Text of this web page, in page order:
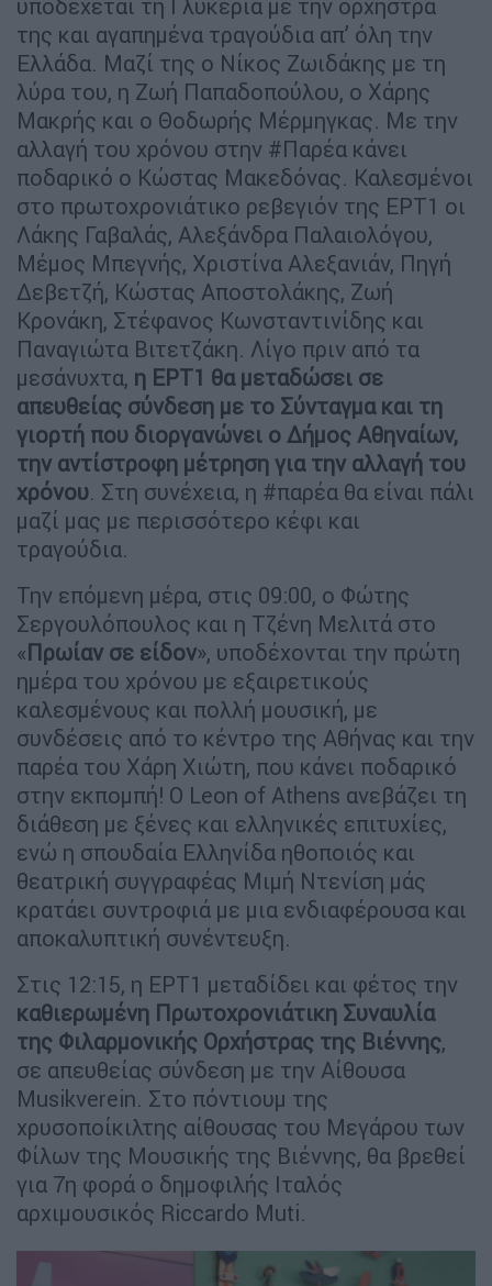
υποδέχεται τη Γλυκερία με την ορχήστρα
της και αγαπημένα τραγούδια απ’ όλη την
Ελλάδα. Μαζί της ο Νίκος Ζωιδάκης με τη
λύρα του, η Ζωή Παπαδοπούλου, ο Χάρης
Μακρής και ο Θοδωρής Μέρμηγκας. Με την
αλλαγή του χρόνου στην #Παρέα κάνει
ποδαρικό ο Κώστας Μακεδόνας. Καλεσμένοι
στο πρωτοχρονιάτικο ρεβεγιόν της ΕΡΤ1 οι
Λάκης Γαβαλάς, Αλεξάνδρα Παλαιολόγου,
Μέμος Μπεγνής, Χριστίνα Αλεξανιάν, Πηγή
Δεβετζή, Κώστας Αποστολάκης, Ζωή
Κρονάκη, Στέφανος Κωνσταντινίδης και
Παναγιώτα Βιτετζάκη. Λίγο πριν από τα
μεσάνυχτα, η ΕΡΤ1 θα μεταδώσει σε
απευθείας σύνδεση με το Σύνταγμα και τη
γιορτή που διοργανώνει ο Δήμος Αθηναίων,
την αντίστροφη μέτρηση για την αλλαγή του
χρόνου. Στη συνέχεια, η #παρέα θα είναι πάλι
μαζί μας με περισσότερο κέφι και
τραγούδια.
Την επόμενη μέρα, στις 09:00, ο Φώτης
Σεργουλόπουλος και η Τζένη Μελιτά στο
«Πρωίαν σε είδον», υποδέχονται την πρώτη
ημέρα του χρόνου με εξαιρετικούς
καλεσμένους και πολλή μουσική, με
συνδέσεις από το κέντρο της Αθήνας και την
παρέα του Χάρη Χιώτη, που κάνει ποδαρικό
στην εκπομπή! Ο Leon of Athens ανεβάζει τη
διάθεση με ξένες και ελληνικές επιτυχίες,
ενώ η σπουδαία Ελληνίδα ηθοποιός και
θεατρική συγγραφέας Μιμή Ντενίση μάς
κρατάει συντροφιά με μια ενδιαφέρουσα και
αποκαλυπτική συνέντευξη.
Στις 12:15, η ΕΡΤ1 μεταδίδει και φέτος την
καθιερωμένη Πρωτοχρονιάτικη Συναυλία
της Φιλαρμονικής Ορχήστρας της Βιέννης,
σε απευθείας σύνδεση με την Αίθουσα
Musikverein. Στο πόντιουμ της
χρυσοποίκιλτης αίθουσας του Μεγάρου των
Φίλων της Μουσικής της Βιέννης, θα βρεθεί
για 7η φορά ο δημοφιλής Ιταλός
αρχιμουσικός Riccardo Muti.